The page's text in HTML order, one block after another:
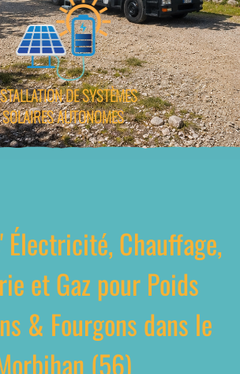
DE SYSTÈMES
SOLAIRES AUTONOMES
Électricité, Chauffage,
et Gaz pour Poids
& Fourgons dans le
(56)